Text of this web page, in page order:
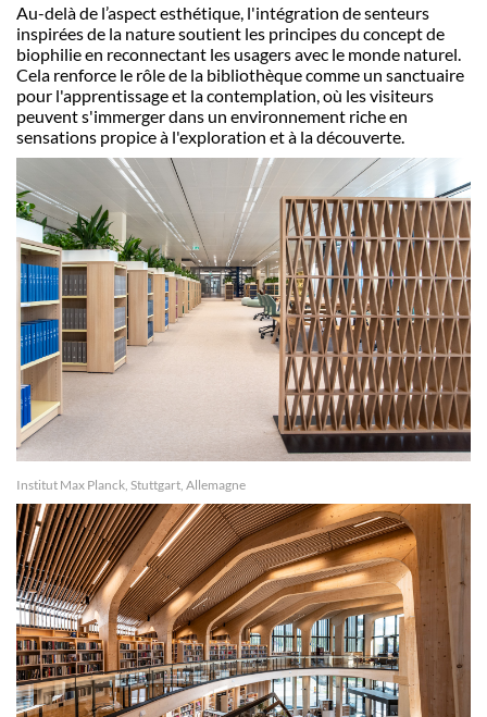
Au-delà de l’aspect esthétique, l'intégration de senteurs
inspirées de la nature soutient les principes du concept de
biophilie en reconnectant les usagers avec le monde naturel.
Cela renforce le rôle de la bibliothèque comme un sanctuaire
pour l'apprentissage et la contemplation, où les visiteurs
peuvent s'immerger dans un environnement riche en
sensations propice à l'exploration et à la découverte.
Institut Max Planck, Stuttgart, Allemagne